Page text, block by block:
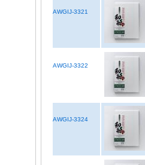
AWGIJ-3321
AWGIJ-3322
AWGIJ-3324